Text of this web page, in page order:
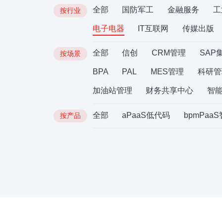
按行业 全部 国防军工 金融服务
电子电器 IT互联网 传媒出版
按场景 全部 信创 CRM管理 SAP
BPA PAL MES管理 科研
加油站管理 财务共享中心 智
按产品 全部 aPaaS低代码 bpmPaaS